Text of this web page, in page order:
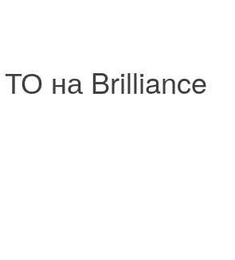
на Brilliance